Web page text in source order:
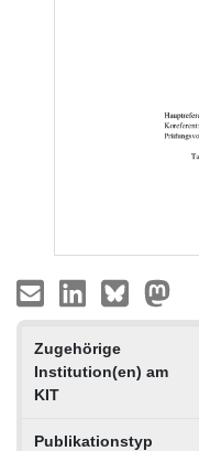
Zugehörige
Institution(en) am
KIT
Publikationstyp